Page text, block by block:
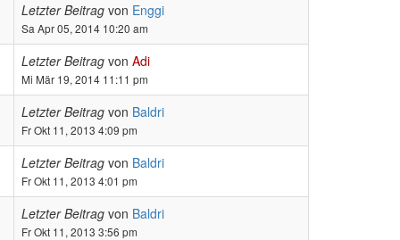
Letzter Beitrag von Enggi
Sa Apr 05, 2014 10:20 am
Letzter Beitrag von Adi
Mi Mär 19, 2014 11:11 pm
Letzter Beitrag von Baldri
Fr Okt 11, 2013 4:09 pm
Letzter Beitrag von Baldri
Fr Okt 11, 2013 4:01 pm
Letzter Beitrag von Baldri
Fr Okt 11, 2013 3:56 pm